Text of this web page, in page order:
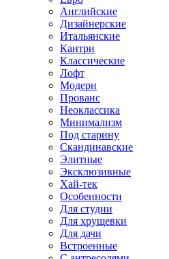
Английские
Дизайнерские
Итальянские
Кантри
Классические
Лофт
Модерн
Прованс
Неоклассика
Минимализм
Под старину
Скандинавские
Элитные
Эксклюзивные
Хай-тек
Особенности
Для студии
Для хрущевки
Для дачи
Встроенные